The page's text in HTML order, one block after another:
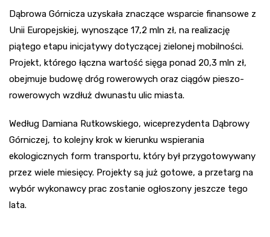
Dąbrowa Górnicza uzyskała znaczące wsparcie finansowe z
Unii Europejskiej, wynoszące 17,2 mln zł, na realizację
piątego etapu inicjatywy dotyczącej zielonej mobilności.
Projekt, którego łączna wartość sięga ponad 20,3 mln zł,
obejmuje budowę dróg rowerowych oraz ciągów pieszo-
rowerowych wzdłuż dwunastu ulic miasta.
Według Damiana Rutkowskiego, wiceprezydenta Dąbrowy
Górniczej, to kolejny krok w kierunku wspierania
ekologicznych form transportu, który był przygotowywany
przez wiele miesięcy. Projekty są już gotowe, a przetarg na
wybór wykonawcy prac zostanie ogłoszony jeszcze tego
lata.